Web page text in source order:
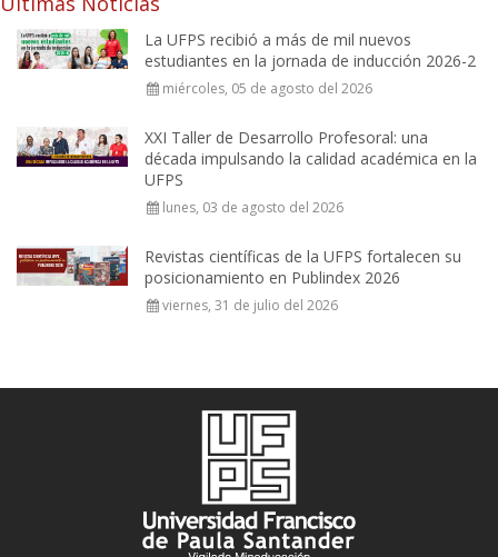
La UFPS recibió a más de mil nuevos
estudiantes en la jornada de inducción 2026-2
miércoles, 05 de agosto del 2026
XXI Taller de Desarrollo Profesoral: una
década impulsando la calidad académica en la
UFPS
lunes, 03 de agosto del 2026
Revistas científicas de la UFPS fortalecen su
posicionamiento en Publindex 2026
viernes, 31 de julio del 2026